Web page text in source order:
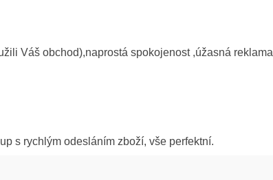
Váš obchod),naprostá spokojenost ,úžasná reklama
s rychlým odesláním zboží, vše perfektní.